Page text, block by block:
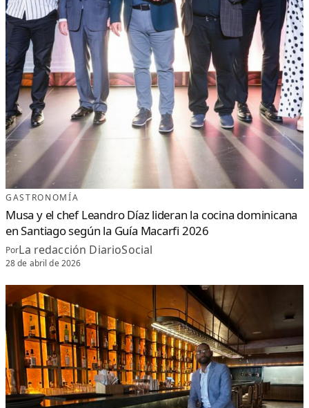
GASTRONOMÍA
Musa y el chef Leandro Díaz lideran la cocina dominicana
en Santiago según la Guía Macarfi 2026
PorLa redacción DiarioSocial
28 de abril de 2026